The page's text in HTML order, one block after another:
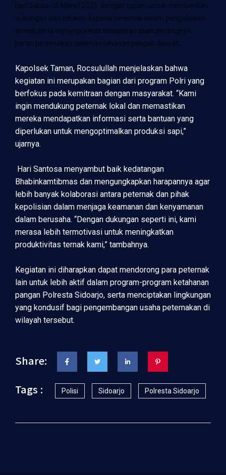
hari Sabtu, 15 Maret 2025, dengan tujuan untuk memberikan
dukungan dan edukasi kepada peternak dalam pengelolaan
ternak serta meningkatkan kesadaran akan pentingnya
peran peternakan dalam ketahanan pangan daerah.
Kapolsek Taman, Rocsulullah menjelaskan bahwa
kegiatan ini merupakan bagian dari program Polri yang
berfokus pada kemitraan dengan masyarakat. “Kami
ingin mendukung peternak lokal dan memastikan
mereka mendapatkan informasi serta bantuan yang
diperlukan untuk mengoptimalkan produksi sapi,”
ujarnya.
Hari Santosa menyambut baik kedatangan
Bhabinkamtibmas dan mengungkapkan harapannya agar
lebih banyak kolaborasi antara peternak dan pihak
kepolisian dalam menjaga keamanan dan kenyamanan
dalam berusaha. “Dengan dukungan seperti ini, kami
merasa lebih termotivasi untuk meningkatkan
produktivitas ternak kami,” tambahnya.
Kegiatan ini diharapkan dapat mendorong para peternak
lain untuk lebih aktif dalam program-program ketahanan
pangan Polresta Sidoarjo, serta menciptakan lingkungan
yang kondusif bagi pengembangan usaha peternakan di
wilayah tersebut.
Share:
Tags :
Polisi Sidoarjo Polresta Sidoarjo